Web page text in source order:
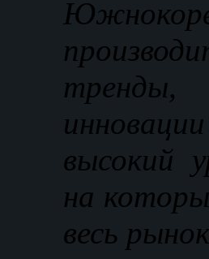
высокий
на
весь